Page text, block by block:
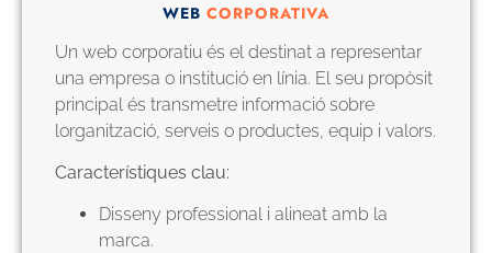
WEB CORPORATIVA
Un web corporatiu és el destinat a representar
una empresa o institució en línia. El seu propòsit
principal és transmetre informació sobre
lorganització, serveis o productes, equip i valors.
Característiques clau:
Disseny professional i alineat amb la
marca.